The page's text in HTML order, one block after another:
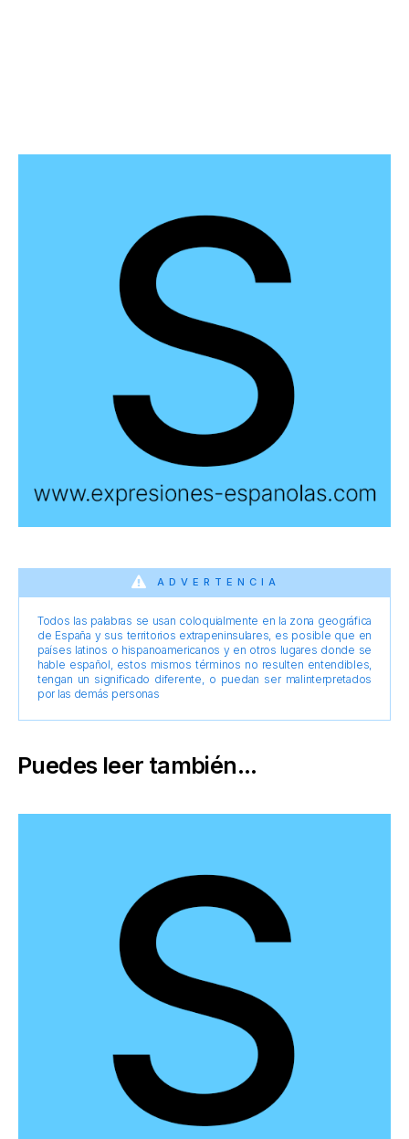
ADVERTENCIA
Todos las palabras se usan coloquialmente en la zona geográfica
de España y sus territorios extrapeninsulares, es posible que en
países latinos o hispanoamericanos y en otros lugares donde se
hable español, estos mismos términos no resulten entendibles,
tengan un significado diferente, o puedan ser malinterpretados
por las demás personas
Puedes leer también...